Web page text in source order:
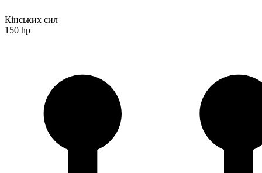
Кінських сил
150 hp